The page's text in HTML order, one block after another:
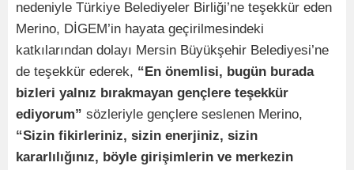
nedeniyle Türkiye Belediyeler Birliği’ne teşekkür eden
Merino, DİGEM’in hayata geçirilmesindeki
katkılarından dolayı Mersin Büyükşehir Belediyesi’ne
de teşekkür ederek, “En önemlisi, bugün burada
bizleri yalnız bırakmayan gençlere teşekkür
ediyorum” sözleriyle gençlere seslenen Merino,
“Sizin fikirleriniz, sizin enerjiniz, sizin
kararlılığınız, böyle girişimlerin ve merkezin